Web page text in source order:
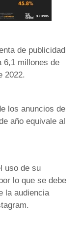
de publicidad
6,1 millones de
2022.
los anuncios de
año equivale al
uso de su
lo que se debe
la audiencia